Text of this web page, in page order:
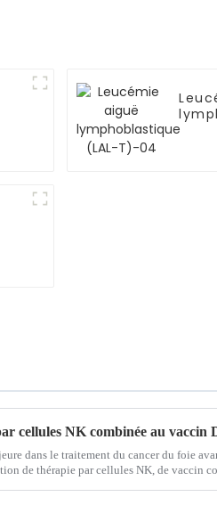
dans le traitement du cancer du foie
de thérapie par cellules NK, de vaccin